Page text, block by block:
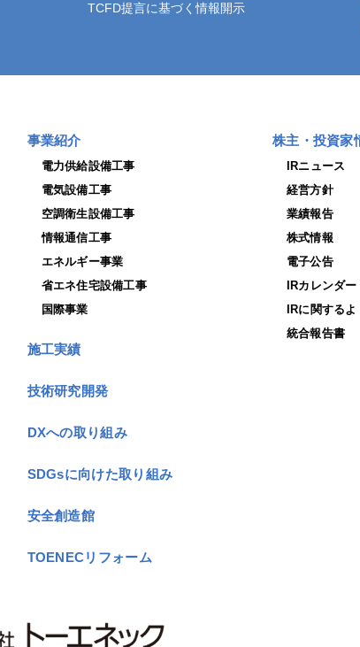
TCFD提言に基づく情報開示
事業紹介
電力供給設備工事
電気設備工事
空調衛生設備工事
情報通信工事
エネルギー事業
省エネ住宅設備工事
国際事業
施工実績
技術研究開発
DXへの取り組み
SDGsに向けた取り組み
安全創造館
TOENECリフォーム
株主・投資家
IRニュース
経営方針
業績報告
株式情報
電子公告
IRカレンダー
IRに関する
統合報告書